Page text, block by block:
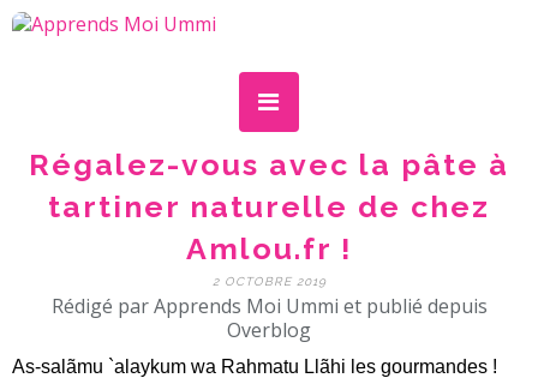
Régalez-vous avec la pâte à
tartiner naturelle de chez
Amlou.fr !
2 OCTOBRE 2019
Rédigé par Apprends Moi Ummi et publié depuis
Overblog
As-salãmu `alaykum wa Rahmatu Llãhi les gourmandes !